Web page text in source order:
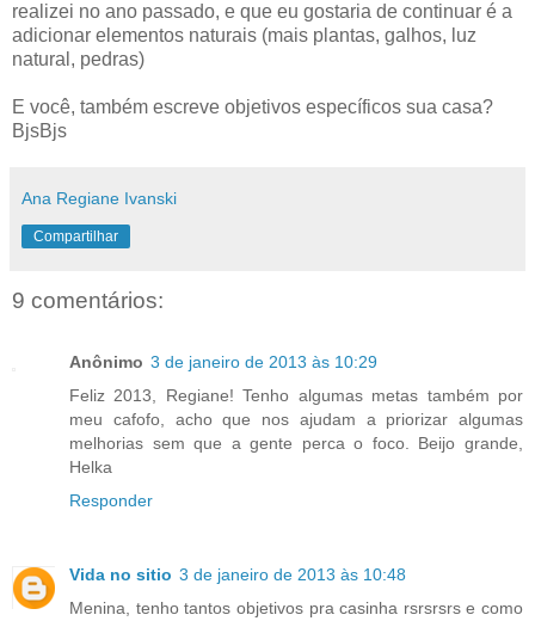
realizei no ano passado, e que eu gostaria de continuar é a
adicionar elementos naturais (mais plantas, galhos, luz
natural, pedras)
E você, também escreve objetivos específicos sua casa?
BjsBjs
Ana Regiane Ivanski
Compartilhar
9 comentários:
Anônimo 3 de janeiro de 2013 às 10:29
Feliz 2013, Regiane! Tenho algumas metas também por
meu cafofo, acho que nos ajudam a priorizar algumas
melhorias sem que a gente perca o foco. Beijo grande,
Helka
Responder
Vida no sitio 3 de janeiro de 2013 às 10:48
Menina, tenho tantos objetivos pra casinha rsrsrsrs e como